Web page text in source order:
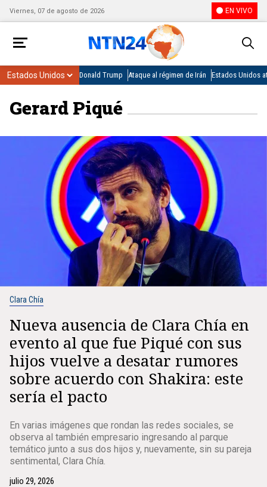
Viernes, 07 de agosto de 2026 EN VIVO
Donald Trump Ataque al régimen de Irán Estados Unidos
Gerard Piqué
Clara Chía
Nueva ausencia de Clara Chía en
evento al que fue Piqué con sus
hijos vuelve a desatar rumores
sobre acuerdo con Shakira: este
sería el pacto
En varias imágenes que rondan las redes sociales, se
observa al también empresario ingresando al parque
temático junto a sus dos hijos y, nuevamente, sin su pareja
sentimental, Clara Chía.
julio 29, 2026